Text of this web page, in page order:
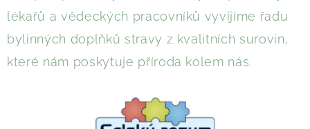
lékařů a vědeckých pracovníků vyvíjíme řadu
bylinných doplňků stravy z kvalitních surovin,
které nám poskytuje příroda kolem nás.